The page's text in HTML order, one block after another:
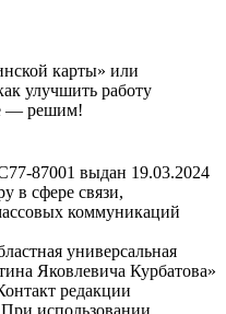
карты» или
улучшить работу
— решим!
87001 выдан 19.03.2024
в сфере связи,
коммуникаций
универсальная
Яковлевича Курбатова»
редакции
При использовании